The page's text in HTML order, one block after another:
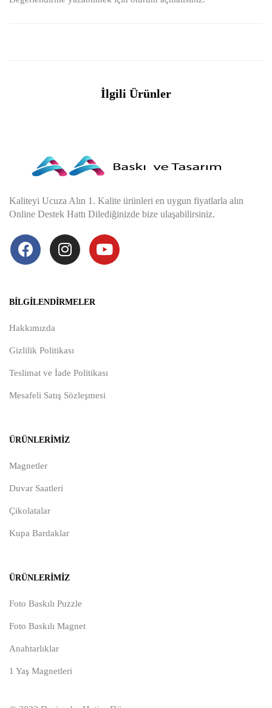
İlgili Ürünler
Kaliteyi Ucuza Alın 1. Kalite ürünleri en uygun fiyatlarla alın
Online Destek Hattı Dilediğinizde bize ulaşabilirsiniz.
BILGILENDIRMELER
Hakkımızda
Gizlilik Politikası
Teslimat ve İade Politikası
Mesafeli Satış Sözleşmesi
ÜRÜNLERIMIZ
Magnetler
Duvar Saatleri
Çikolatalar
Kupa Bardaklar
ÜRÜNLERIMIZ
Foto Baskılı Puzzle
Foto Baskılı Magnet
Anahtarlıklar
1 Yaş Magnetleri